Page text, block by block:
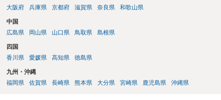
大阪府
兵庫県 京都府 滋賀県 奈良県 和歌山県
中国
広島県
岡山県 山口県 鳥取県 島根県
四国
香川県
愛媛県 高知県 徳島県
九州・沖縄
福岡県
佐賀県 長崎県 熊本県 大分県 宮崎県 鹿児島県 沖縄県